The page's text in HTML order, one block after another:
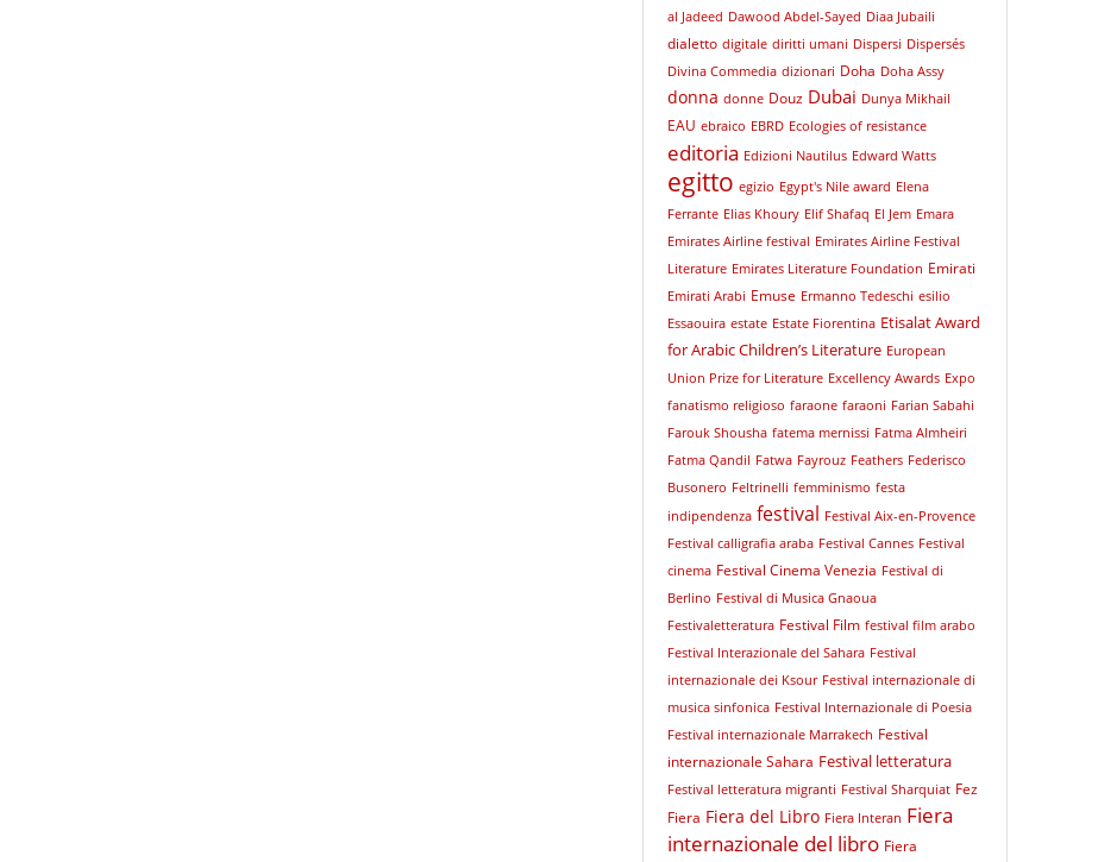
al Jadeed Dawood Abdel-Sayed Diaa Jubaili
dialetto digitale diritti umani Dispersi Dispersés
Divina Commedia dizionari Doha Doha Assy
donna donne Douz Dubai Dunya Mikhail
EAU ebraico EBRD Ecologies of resistance
editoria Edizioni Nautilus Edward Watts
egitto egizio Egypt's Nile award Elena
Ferrante Elias Khoury Elif Shafaq El Jem Emara
Emirates Airline festival Emirates Airline Festival
Literature Emirates Literature Foundation Emirati
Emirati Arabi Emuse Ermanno Tedeschi esilio
Essaouira estate Estate Fiorentina Etisalat Award
for Arabic Children’s Literature European
Union Prize for Literature Excellency Awards Expo
fanatismo religioso faraone faraoni Farian Sabahi
Farouk Shousha fatema mernissi Fatma Almheiri
Fatma Qandil Fatwa Fayrouz Feathers Federisco
Busonero Feltrinelli femminismo festa
indipendenza festival Festival Aix-en-Provence
Festival calligrafia araba Festival Cannes Festival
cinema Festival Cinema Venezia Festival di
Berlino Festival di Musica Gnaoua
Festivaletteratura Festival Film festival film arabo
Festival Interazionale del Sahara Festival
internazionale dei Ksour Festival internazionale di
musica sinfonica Festival Internazionale di Poesia
Festival internazionale Marrakech Festival
internazionale Sahara Festival letteratura
Festival letteratura migranti Festival Sharquiat Fez
Fiera Fiera del Libro Fiera Interan Fiera
internazionale del libro Fiera